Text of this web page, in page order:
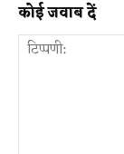
कोई जवाब दें